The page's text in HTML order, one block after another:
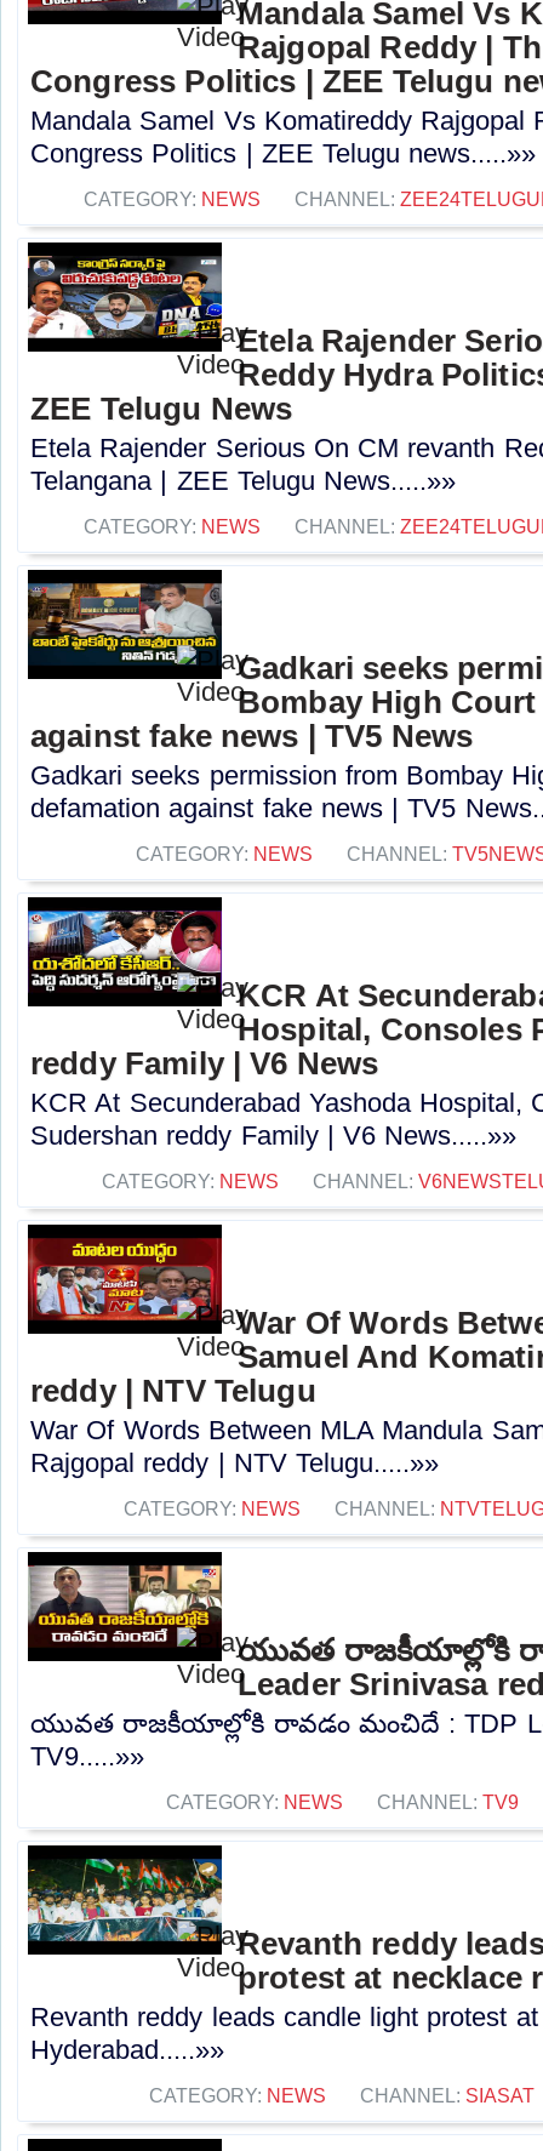
Mandala Samel Vs
Rajgopal Reddy |
Congress Politics | ZEE Telugu
Mandala Samel Vs Komatireddy Rajgopal
Congress Politics | ZEE Telugu news.....»»
CATEGORY: NEWS CHANNEL:
Etela Rajender
Reddy Hydra
ZEE Telugu News
Etela Rajender Serious On CM revanth
Telangana | ZEE Telugu News.....»»
CATEGORY: NEWS CHANNEL:
Gadkari seeks
Bombay High
against fake news | TV5 News
Gadkari seeks permission from Bombay
defamation against fake news | TV5
CATEGORY: NEWS CHANNEL:
KCR At
Hospital, Consoles
reddy Family | V6 News
KCR At Secunderabad Yashoda Hospital,
Sudershan reddy Family | V6 News.....»»
CATEGORY: NEWS CHANNEL:
War Of Words
Samuel And
reddy | NTV Telugu
War Of Words Between MLA Mandula
Rajgopal reddy | NTV Telugu.....»»
CATEGORY: NEWS CHANNEL:
యువత రాజకీయాల్లోకి
Leader Srinivasa
యువత రాజకీయాల్లోకి రావడం మంచిదే : TDP
TV9.....»»
CATEGORY: NEWS CHANNEL: TV9
Revanth reddy
protest at necklace
Revanth reddy leads candle light protest
Hyderabad.....»»
CATEGORY: NEWS CHANNEL: SIASAT